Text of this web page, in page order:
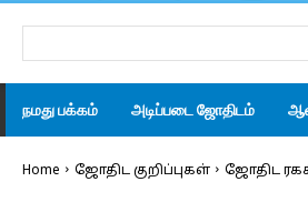
நமது பக்கம் அடிப்படை ஜோதிடம்
Home ஜோதிட குறிப்புகள் ஜோதிட